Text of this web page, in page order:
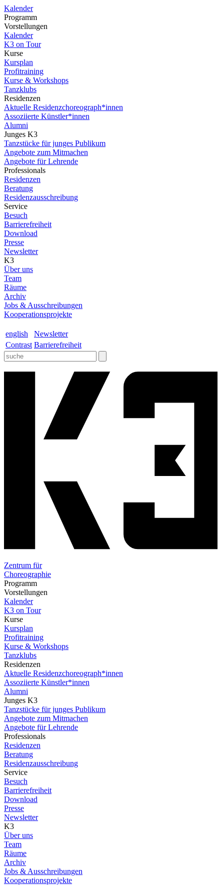
Kalender
Programm
Vorstellungen
Kalender
K3 on Tour
Kurse
Kursplan
Profitraining
Kurse & Workshops
Tanzklubs
Residenzen
Aktuelle Residenzchoreograph*innen
Assoziierte Künstler*innen
Alumni
Junges K3
Tanzstücke für junges Publikum
Angebote zum Mitmachen
Angebote für Lehrende
Professionals
Residenzen
Beratung
Residenzausschreibung
Service
Besuch
Barrierefreiheit
Download
Presse
Newsletter
K3
Über uns
Team
Räume
Archiv
Jobs & Ausschreibungen
Kooperationsprojekte
english
Newsletter
Contrast Barrierefreiheit
Zentrum für
Choreographie
Programm
Vorstellungen
Kalender
K3 on Tour
Kurse
Kursplan
Profitraining
Kurse & Workshops
Tanzklubs
Residenzen
Aktuelle Residenzchoreograph*innen
Assoziierte Künstler*innen
Alumni
Junges K3
Tanzstücke für junges Publikum
Angebote zum Mitmachen
Angebote für Lehrende
Professionals
Residenzen
Beratung
Residenzausschreibung
Service
Besuch
Barrierefreiheit
Download
Presse
Newsletter
K3
Über uns
Team
Räume
Archiv
Jobs & Ausschreibungen
Kooperationsprojekte